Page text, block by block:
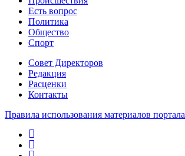
Есть вопрос
Политика
Общество
Спорт
Совет Директоров
Редакция
Расценки
Контакты
Правила использования материалов портала